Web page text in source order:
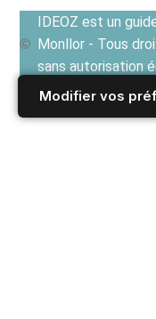
Modifier vos
IDEOZ est un
Monllor - Tous
sans autorisation
Voir les Conditions